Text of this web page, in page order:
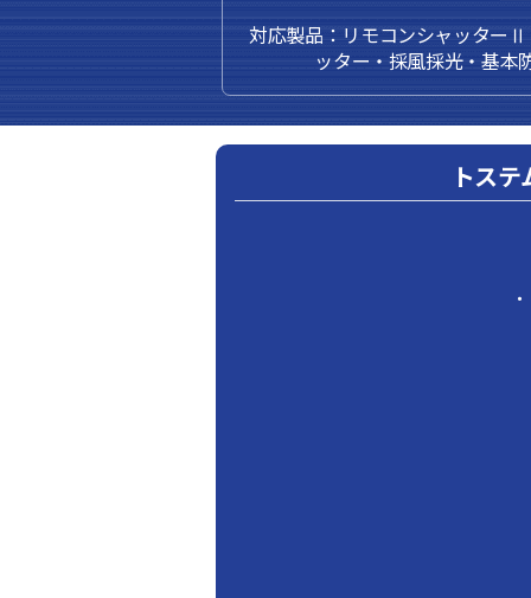
対応製品：リモコンシャッター
ッター・採風採光・基本
トス